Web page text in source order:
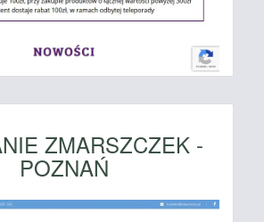
ZMARSZCZEK -
POZNAŃ